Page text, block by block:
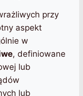
przy
aspekt
w
, definiowane
lub
lub